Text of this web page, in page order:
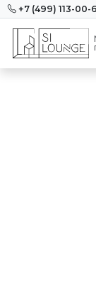
+7 (499) 113-00-